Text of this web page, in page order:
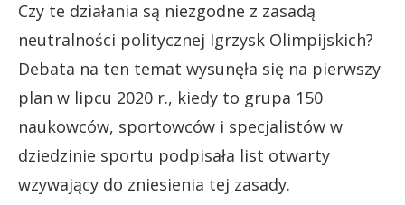
Czy te działania są niezgodne z zasadą
neutralności politycznej Igrzysk Olimpijskich?
Debata na ten temat wysunęła się na pierwszy
plan w lipcu 2020 r., kiedy to grupa 150
naukowców, sportowców i specjalistów w
dziedzinie sportu podpisała list otwarty
wzywający do zniesienia tej zasady.